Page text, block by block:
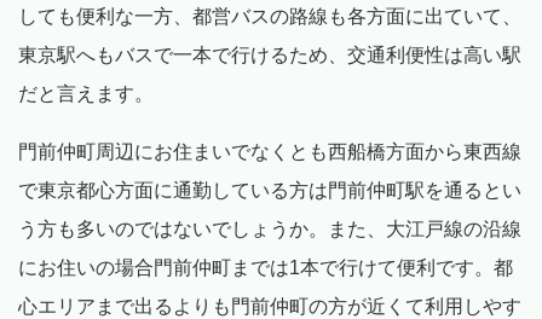
しても便利な一方、都営バスの路線も各方面に出ていて、
東京駅へもバスで一本で行けるため、交通利便性は高い駅
だと言えます。
門前仲町周辺にお住まいでなくとも西船橋方面から東西線
で東京都心方面に通勤している方は門前仲町駅を通るとい
う方も多いのではないでしょうか。また、大江戸線の沿線
にお住いの場合門前仲町までは1本で行けて便利です。都
心エリアまで出るよりも門前仲町の方が近くて利用しやす